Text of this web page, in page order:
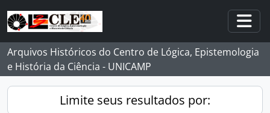
Skip to main content
Arquivos Históricos do Centro de Lógica, Epistemologia
e História da Ciência - UNICAMP
Limite seus resultados por: